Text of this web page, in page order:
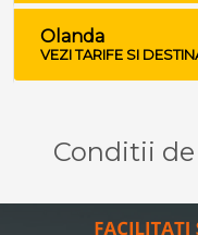
Olanda
VEZI TARIFE SI
Conditii